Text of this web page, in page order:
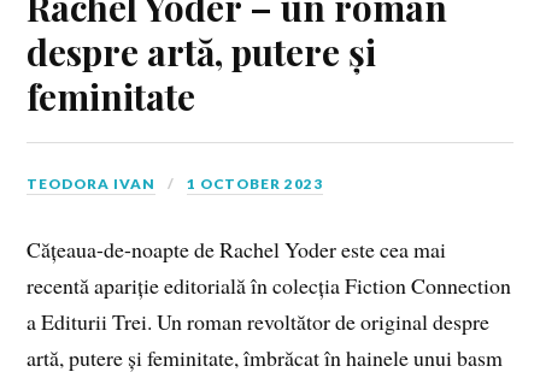
despre artă, putere și
feminitate
TEODORA IVAN 1 OCTOBER 2023
Cățeaua-de-noapte de Rachel Yoder este cea mai
recentă apariție editorială în colecția Fiction Connection
a Editurii Trei. Un roman revoltător de original despre
artă, putere și feminitate, îmbrăcat în hainele unui basm